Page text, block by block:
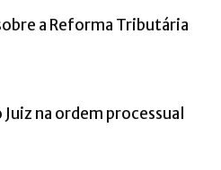
a Reforma Tributária
Juiz na ordem processual